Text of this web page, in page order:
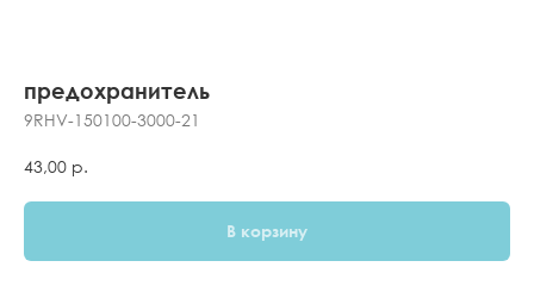
предохранитель
9RHV-150100-3000-21
43,00 р.
В корзину